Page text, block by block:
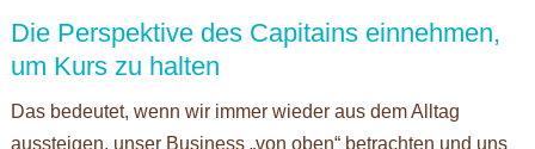
Die Perspektive des Capitains einnehmen,
um Kurs zu halten
Das bedeutet, wenn wir immer wieder aus dem Alltag
aussteigen, unser Business „von oben“ betrachten und uns